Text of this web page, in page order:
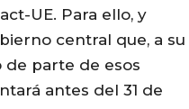
UE. Para ello, y
central que, a su
de parte de esos
antes del 31 de